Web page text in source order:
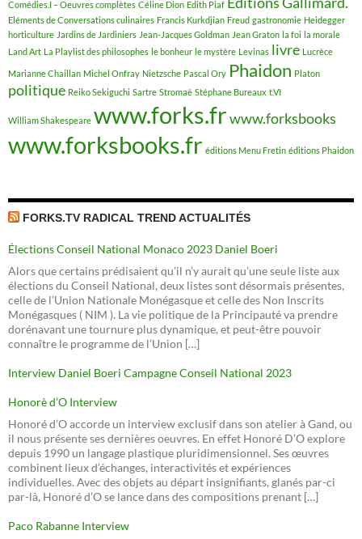
Comédies.I – Oeuvres complètes Céline Dion Edith Piaf
Eléments de Conversations culinaires Francis Kurkdjian Freud gastronomie Heidegger
horticulture Jardins de Jardiniers Jean-Jacques Goldman Jean Graton la foi la morale
Land Art La Playlist des philosophes le bonheur le mystère Levinas livre Lucrèce
Marianne Chaillan Michel Onfray Nietzsche Pascal Ory Phaidon Platon
politique Reiko Sekiguchi Sartre Stromaë Stéphane Bureaux t.VI
William Shakespeare www.forks.frwww.forksbooks
www.forksbooks.fr éditions Menu Fretin éditions Phaidon
FORKS.TV RADICAL TREND ACTUALITÉS
Élections Conseil National Monaco 2023 Daniel Boeri
Alors que certains prédisaient qu’il n’y aurait qu’une seule liste aux
élections du Conseil National, deux listes sont désormais présentes,
celle de l’Union Nationale Monégasque et celle des Non Inscrits
Monégasques ( NIM ). La vie politique de la Principauté va prendre
dorénavant une tournure plus dynamique, et peut-être pouvoir
connaître le programme de l’Union […]
Interview Daniel Boeri Campagne Conseil National 2023
Honorè d’O Interview
Honoré d’O accorde un interview exclusif dans son atelier à Gand, ou
il nous présente ses dernières oeuvres. En effet Honoré D’O explore
depuis 1990 un langage plastique pluridimensionnel. Ses œuvres
combinent lieux d’échanges, interactivités et expériences
individuelles. Avec des objets au départ insignifiants, glanés par-ci
par-là, Honoré d’O se lance dans des compositions prenant […]
Paco Rabanne Interview